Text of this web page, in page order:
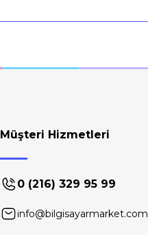
Müşteri Hizmetleri
0 (216) 329 95 99
info@bilgisayarmarket.com